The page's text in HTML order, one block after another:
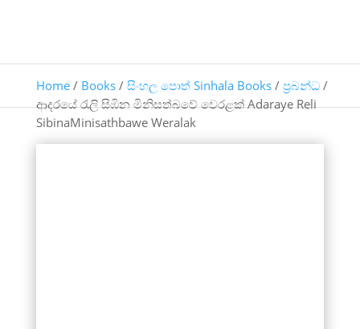
Home/ Books/ සිංහල පොත් Sinhala Books/ ප්‍රබන්ධ/
ආදරයේ රැලි සිඹින මිනිසත්බවේ වෙරළක් Adaraye Reli
SibinaMinisathbawe Weralak